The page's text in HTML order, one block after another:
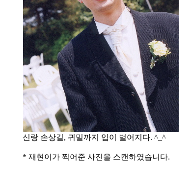
신랑 손상길, 귀밑까지 입이 벌어지다. ^_^
* 재현이가 찍어준 사진을 스캔하였습니다.